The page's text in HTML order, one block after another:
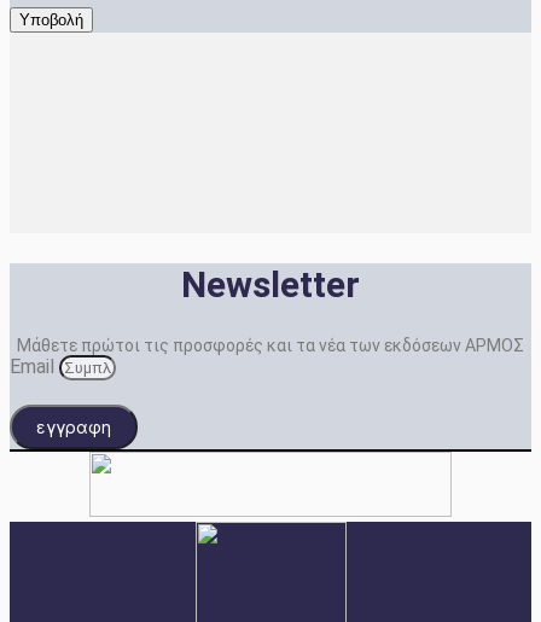
Newsletter
Μάθετε πρώτοι τις προσφορές και τα νέα των εκδόσεων ΑΡΜΟΣ
Email
εγγραφη